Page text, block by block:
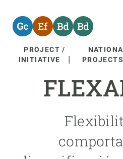
PROJECT /
INITIATIVE
PROJECTS
Featured
menu
ABOUT US